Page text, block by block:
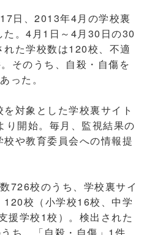
日、2013年4月の学校裏
。4月1日～4月30日の30
た学校数は120校、不適
そのうち、自殺・自傷を
った。
対象とした学校裏サイト
開始。毎月、監視結果の
や教育委員会への情報提
726校のうち、学校裏サイ
120校（小学校16校、中学
援学校1校）。検出された
ち、「自殺・自傷」1件、